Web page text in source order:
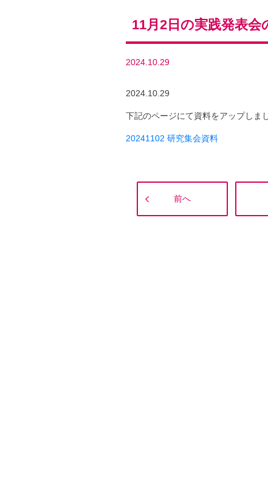
11月2日の実践発表会
2024.10.29
2024.10.29
下記のページにて資料をアップしま
20241102 研究集会資料
前へ